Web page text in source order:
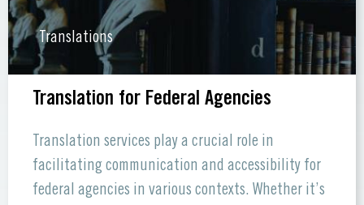
Translations
Translation for Federal Agencies
Translation services play a crucial role in
facilitating communication and accessibility for
federal agencies in various contexts. Whether it’s